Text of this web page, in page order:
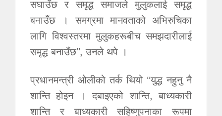
सघाउँछ र समृद्ध समाजले मुलुकलाई समृद्ध
बनाउँछ । समग्रमा मानवताको अभिरुचिका
लागि विश्वस्तरमा मुलुकहरूबीच समझदारीलाई
समृद्ध बनाउँछ’’, उनले थपे ।
प्रधानमन्त्री ओलीको तर्क थियो ‘‘युद्ध नहुनु नै
शान्ति होइन । दबाइएको शान्ति, बाध्यकारी
शान्ति र बाध्यकारी सहिष्णुपनाका रूपमा